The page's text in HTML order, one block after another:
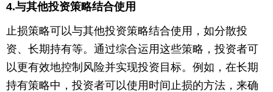
4.与其他投资策略结合使用
止损策略可以与其他投资策略结合使用，如分散投
资、长期持有等。通过综合运用这些策略，投资者可
以更有效地控制风险并实现投资目标。例如，在长期
持有策略中，投资者可以使用时间止损的方法，来确